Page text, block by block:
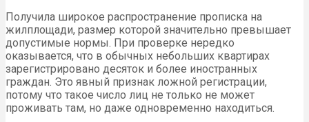
Получила широкое распространение прописка на
жилплощади, размер которой значительно превышает
допустимые нормы. При проверке нередко
оказывается, что в обычных небольших квартирах
зарегистрировано десяток и более иностранных
граждан. Это явный признак ложной регистрации,
потому что такое число лиц не только не может
проживать там, но даже одновременно находиться.